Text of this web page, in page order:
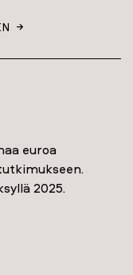
→
euroa
2025.